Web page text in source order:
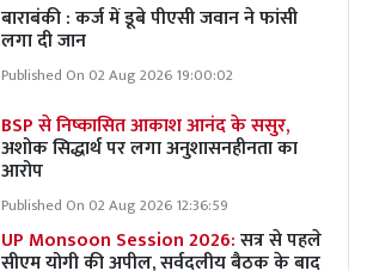
बाराबंकी : कर्ज में डूबे पीएसी जवान ने फांसी
लगा दी जान
Published On 02 Aug 2026 19:00:02
BSP से निष्कासित आकाश आनंद के ससुर,
अशोक सिद्धार्थ पर लगा अनुशासनहीनता का
आरोप
Published On 02 Aug 2026 12:36:59
UP Monsoon Session 2026:सत्र से पहले
सीएम योगी की अपील, सर्वदलीय बैठक के बाद